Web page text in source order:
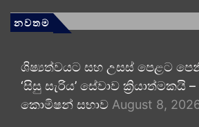
නවතම
ශිෂ්‍යත්වයට සහ උසස් පෙළට
‘සිසු සැරිය’ සේවාව
කොමිෂන් සභාව August 8,